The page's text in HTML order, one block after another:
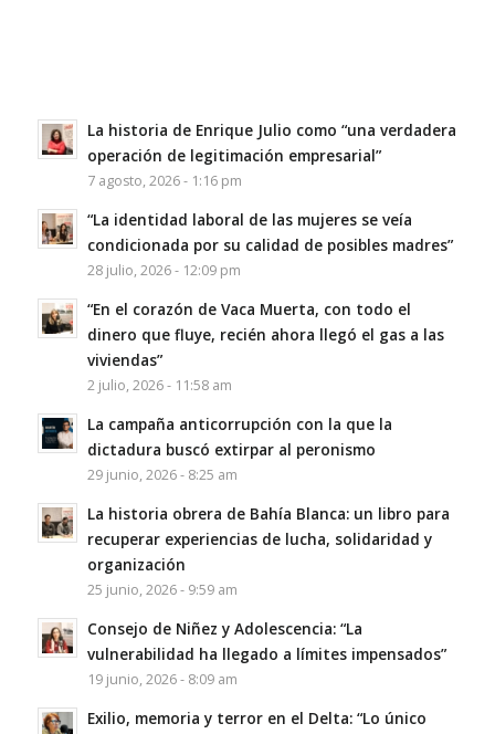
La historia de Enrique Julio como “una verdadera
operación de legitimación empresarial”
7 agosto, 2026 - 1:16 pm
“La identidad laboral de las mujeres se veía
condicionada por su calidad de posibles madres”
28 julio, 2026 - 12:09 pm
“En el corazón de Vaca Muerta, con todo el
dinero que fluye, recién ahora llegó el gas a las
viviendas”
2 julio, 2026 - 11:58 am
La campaña anticorrupción con la que la
dictadura buscó extirpar al peronismo
29 junio, 2026 - 8:25 am
La historia obrera de Bahía Blanca: un libro para
recuperar experiencias de lucha, solidaridad y
organización
25 junio, 2026 - 9:59 am
Consejo de Niñez y Adolescencia: “La
vulnerabilidad ha llegado a límites impensados”
19 junio, 2026 - 8:09 am
Exilio, memoria y terror en el Delta: “Lo único